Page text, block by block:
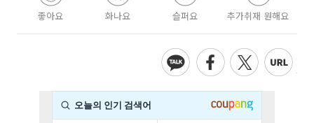
좋아요 화나요 슬퍼요 추가취재 원해요